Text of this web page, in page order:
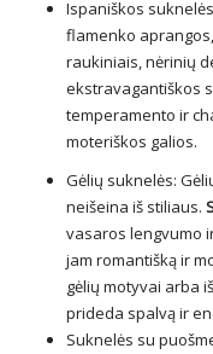
Ispaniškos
flamenko
raukiniais, nėrinių
ekstravagantiškos
temperamento ir
moteriškos galios.
Gėlių suknelės:
neišeina iš stiliaus.
vasaros lengvumo
jam romantišką ir
gėlių motyvai arba
prideda spalvą ir
Suknelės su